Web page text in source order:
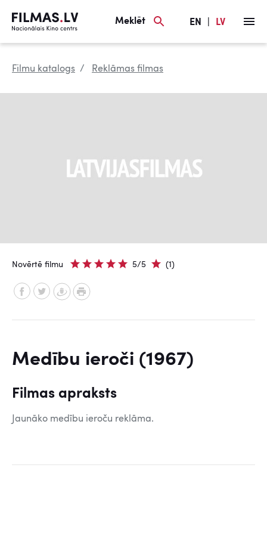
Meklēt EN LV
Filmu katalogs Reklāmas filmas
Novērtē filmu 5/5 (1)
Medību ieroči (1967)
Filmas apraksts
Jaunāko medību ieroču reklāma.